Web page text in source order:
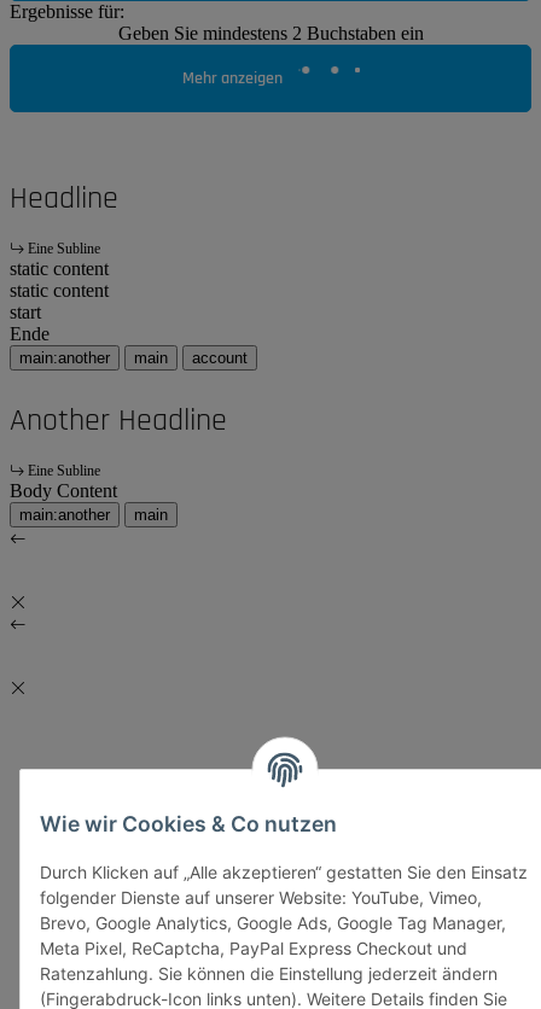
Wie wir Cookies & Co nutzen
Durch Klicken auf „Alle akzeptieren“ gestatten Sie den Einsatz
folgender Dienste auf unserer Website: YouTube, Vimeo,
Brevo, Google Analytics, Google Ads, Google Tag Manager,
Meta Pixel, ReCaptcha, PayPal Express Checkout und
Ratenzahlung. Sie können die Einstellung jederzeit ändern
(Fingerabdruck-Icon links unten). Weitere Details finden Sie
Ergebnisse für:
Geben Sie mindestens 2 Buchstaben ein
Mehr anzeigen
Headline
Eine Subline
static content
static content
start
Ende
main:another main account
Another Headline
Eine Subline
Body Content
main:another main